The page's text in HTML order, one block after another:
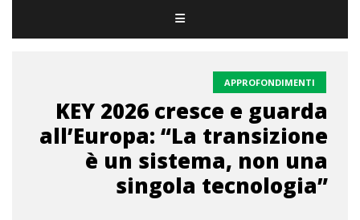
APPROFONDIMENTI
KEY 2026 cresce e guarda
all’Europa: “La transizione
è un sistema, non una
singola tecnologia”